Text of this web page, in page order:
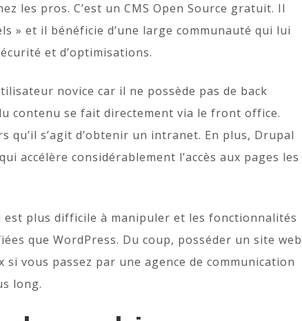
les pros. C’est un CMS Open Source gratuit. Il
» et il bénéficie d’une large communauté qui lui
et d’optimisations.
novice car il ne possède pas de back
contenu se fait directement via le front office.
s’agit d’obtenir un intranet. En plus, Drupal
accélère considérablement l’accès aux pages les
est plus difficile à manipuler et les fonctionnalités
que WordPress. Du coup, posséder un site web
vous passez par une agence de communication
long.